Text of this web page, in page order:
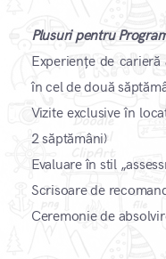
Plusuri pentru
Experiențe de
în cel de două
Vizite exclusive în
2 săptămâni)
Evaluare în stil
Scrisoare de
Ceremonie de